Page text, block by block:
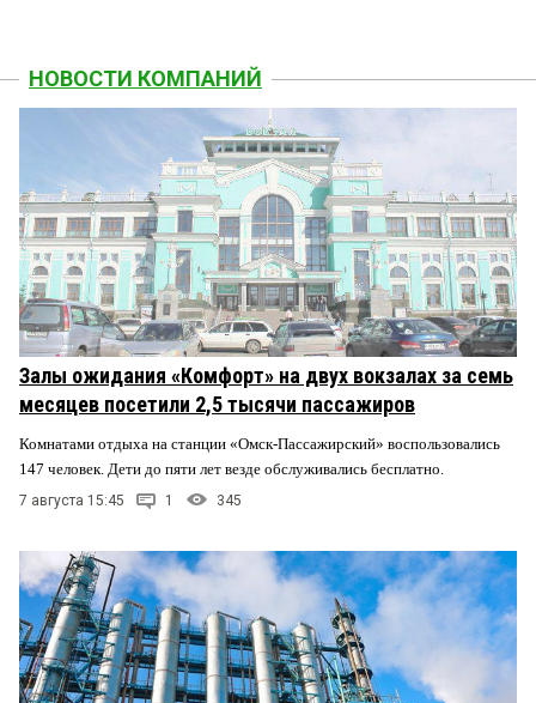
НОВОСТИ КОМПАНИЙ
Залы ожидания «Комфорт» на двух вокзалах за семь
месяцев посетили 2,5 тысячи пассажиров
Комнатами отдыха на станции «Омск-Пассажирский» воспользовались
147 человек. Дети до пяти лет везде обслуживались бесплатно.
7 августа 15:45 1 345